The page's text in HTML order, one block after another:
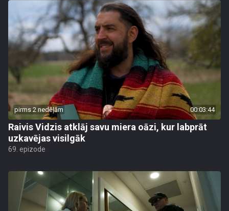
pirms 2 nedēļām 00:03:44
Raivis Vidzis atklāj savu miera oāzi, kur labprāt
uzkavējas visilgāk
69. epizode